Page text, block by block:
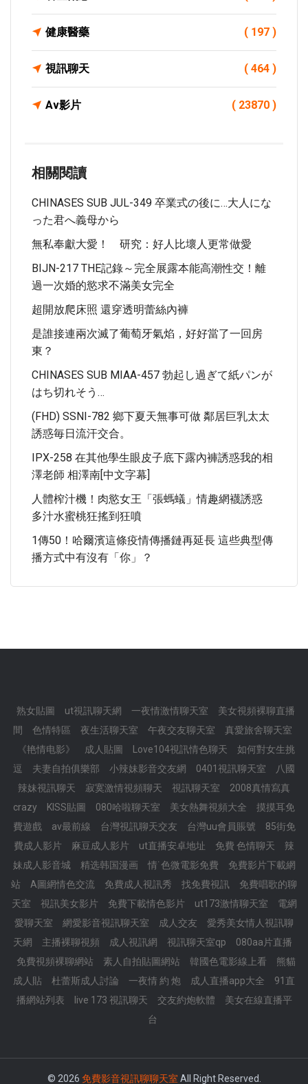
健康醫藥 ( 197 )
視訊聊天 ( 464 )
Av影片 ( 23870 )
相關閱讀
CHINASES SUB JUL-349 卒業式の後に…大人にな
った君へ義母から
無私奉獻大愛！ 研究：好人比壞人更常做愛
BIJN-217 THE記錄～完全展露本能高潮性交！離
過一次婚的慾求不滿美女完全
超開放爬床照 還穿透明蕾絲內褲
是誰接連兩次滅了葡萄牙氣焰，好好當了一回房
東？
CHINASES SUB MIAA-457 勃起し過ぎて紙パンが
はち切れそう…
(FHD) SSNI-782 鄉下夏天無事可做 鄰居巨乳太太
誘惑毎日流汗交合。
IPX-258 在其他學生眼皮子底下露內褲誘惑我的相
澤老師 相澤南[中文字幕]
人體榨汁機！肉慾女王「張螞蟻」情趣網襪誘惑
多汁水蜜桃狂搖到狂噴
1傳50！哈爾濱這條疫情傳播鏈再延長 這些典型傳
播方式中有沒有「你」？
熟女貼圖 ut視訊聊天網 一夜情激情聊天室
美女視頻裸聊直播
間
色情特區 夜生活聊天室 午夜交友聊天室
真愛旅舍聊天室
《艳情电影》
成人貼圖 Love104視訊情色聊天
如何對女生挑
逗
夫妻自拍俱樂部 小辣妹影音交友網 0401視訊聊天室
八國
辣妹視訊聊天
寂寞激情視頻聊天 視訊聊天室
2008真情寫真
crazy
KISS貼圖 080哈啦聊天室 美女熱舞視頻大全
摸摸耳免
費遊戲
av最前線 台灣視訊聊天交友 台灣uu會員賬號
85街免
費成人影片
麻豆成人影片 ut直播安卓地址 免費 色情聊天
辣
妹成人影音城
精选韩国漫画 情˙色微電影免費
免費影片下載網
站
A圖網情色交流 免費成人視訊秀 找免費視訊
免費唱歌的聊
天室
視訊美女影片 免費下載情色影片 ut173激情聊天室
電網
愛聊天室
網愛影音視訊聊天室 成人交友
愛秀美女情人視訊聊
天網
主播裸聊視頻 成人視訊網 視訊聊天室qp
080aa片直播
免費視頻裸聊網站
素人自拍貼圖網站 韓國色電影線上看
熊貓
成人貼
杜蕾斯成人討論 一夜情 約 炮 成人直播app大全
91直
播網站列表
live 173 視訊聊天 交友約炮軟體
美女在線直播平
台
© 2026 免費影音視訊聊聊天室 All Right Reserved.